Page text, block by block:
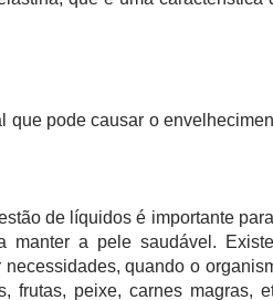
que pode causar o
de líquidos é importante
manter a pele saudável.
quando o
frutas, peixe, carnes magras,